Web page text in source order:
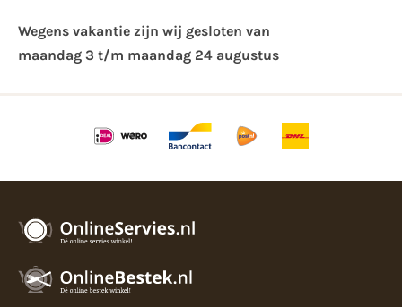
Wegens vakantie zijn wij gesloten van ​
maandag 3 t/m maandag 24 augustus